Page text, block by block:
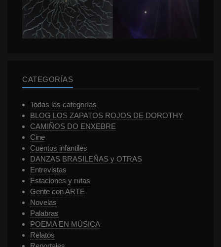
CATEGORÍAS
Todas las categorías
BLOG LOS ZAPATOS ROJOS DE DOROTHY
CAMIÑOS DO ENXEBRE
Cine
Cuentos infantiles
DANZAS BRASILEÑAS y OTRAS
Entrevistas
Estaciones y rutas
Gente con ARTE
Novelas
Palabras
POEMA EN MÚSICA
Relatos